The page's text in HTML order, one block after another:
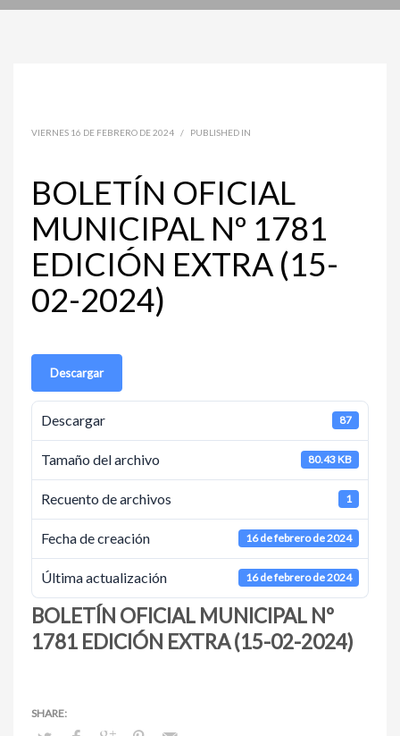
VIERNES 16 DE FEBRERO DE 2024 / PUBLISHED IN
BOLETÍN OFICIAL
MUNICIPAL Nº 1781
EDICIÓN EXTRA (15-
02-2024)
Descargar
Descargar 87
Tamaño del archivo 80.43 KB
Recuento de archivos 1
Fecha de creación 16 de febrero de 2024
Última actualización 16 de febrero de 2024
BOLETÍN OFICIAL MUNICIPAL Nº
1781 EDICIÓN EXTRA (15-02-2024)